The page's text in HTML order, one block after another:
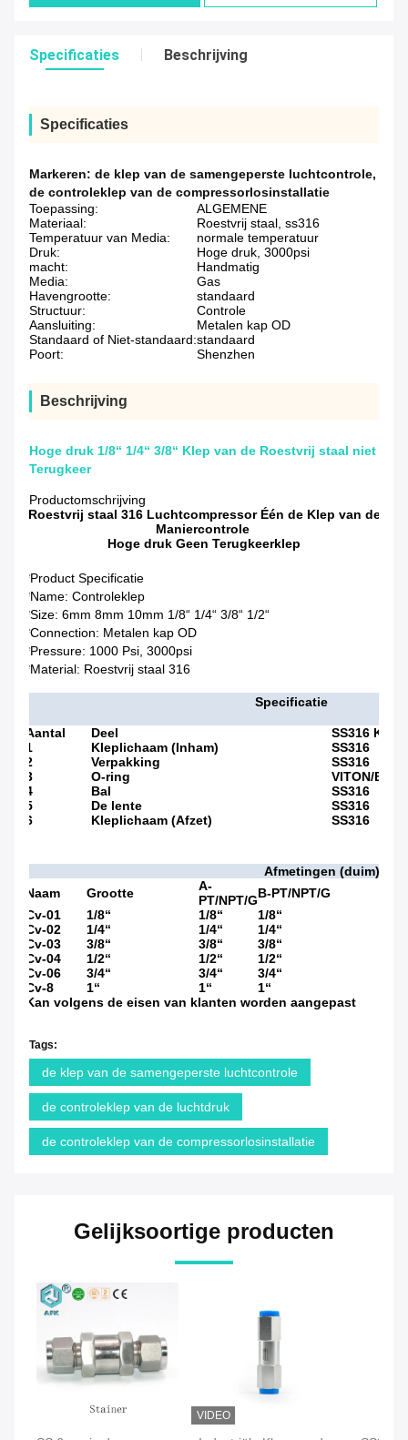
Specificaties Beschrijving
Specificaties
Markeren: de klep van de samengeperste luchtcontrole,
de controleklep van de compressorlosinstallatie
Toepassing:
ALGEMENE
Materiaal:
Roestvrij staal, ss316
Temperatuur van Media:
normale temperatuur
Druk:
Hoge druk, 3000psi
macht:
Handmatig
Media:
Gas
Havengrootte:
standaard
Structuur:
Controle
Aansluiting:
Metalen kap OD
Standaard of Niet-standaard:standaard
Poort:
Shenzhen
Beschrijving
Hoge druk 1/8“ 1/4“ 3/8“ Klep van de Roestvrij staal niet
Terugkeer
Productomschrijving
Roestvrij staal 316 Luchtcompressor Één de Klep van de
Maniercontrole
Hoge druk Geen Terugkeerklep
*Product Specificatie
*Name: Controleklep
*Size: 6mm 8mm 10mm 1/8“ 1/4“ 3/8“ 1/2“
*Connection: Metalen kap OD
*Pressure: 1000 Psi, 3000psi
*Material: Roestvrij staal 316
Specificatie
Aantal Deel
SS316 KLEP
1
Kleplichaam (Inham)
SS316
2
Verpakking
SS316
3
O-ring
VITON/
4
Bal
SS316
5
De lente
SS316
6
Kleplichaam (Afzet) SS316
Afmetingen (duim)
Naam
Grootte
A-
PT/NPT/GB-PT/NPT/G
Cv-01
1/8“ 1/8“
1/8“
Cv-02
1/4“ 1/4“
1/4“
Cv-03
3/8“ 3/8“
3/8“
Cv-04
1/2“ 1/2“
1/2“
Cv-06
3/4“ 3/4“
3/4“
Cv-8
1“ 1“
1“
Kan volgens de eisen van klanten worden aangepast
Tags:
de klep van de samengeperste luchtcontrole
de controleklep van de luchtdruk
de controleklep van de compressorlosinstallatie
Gelijksoortige producten
VIDEO